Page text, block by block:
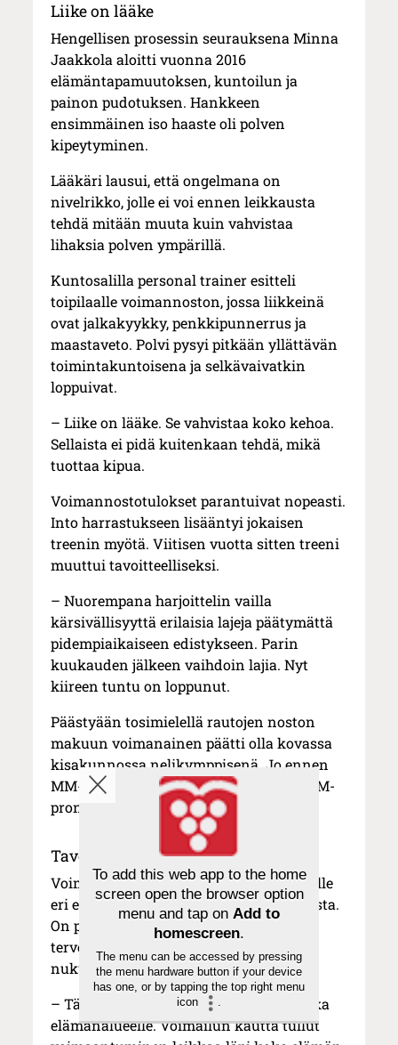
Liike on lääke
Hengellisen prosessin seurauksena Minna
Jaakkola aloitti vuonna 2016
elämäntapamuutoksen, kuntoilun ja
painon pudotuksen. Hankkeen
ensimmäinen iso haaste oli polven
kipeytyminen.
Lääkäri lausui, että ongelmana on
nivelrikko, jolle ei voi ennen leikkausta
tehdä mitään muuta kuin vahvistaa
lihaksia polven ympärillä.
Kuntosalilla personal trainer esitteli
toipilaalle voimannoston, jossa liikkeinä
ovat jalkakyykky, penkkipunnerrus ja
maastaveto. Polvi pysyi pitkään yllättävän
toimintakuntoisena ja selkävaivatkin
loppuivat.
– Liike on lääke. Se vahvistaa koko kehoa.
Sellaista ei pidä kuitenkaan tehdä, mikä
tuottaa kipua.
Voimannostotulokset parantuivat nopeasti.
Into harrastukseen lisääntyi jokaisen
treenin myötä. Viitisen vuotta sitten treeni
muuttui tavoitteelliseksi.
– Nuorempana harjoittelin vailla
kärsivällisyyttä erilaisia lajeja päätymättä
pidempiaikaiseen edistykseen. Parin
kuukauden jälkeen vaihdoin lajia. Nyt
kiireen tuntu on loppunut.
Päästyään tosimielellä rautojen noston
makuun voimanainen päätti olla kovassa
kisakunnossa nelikymppisenä. Jo ennen
MM-kisoja hän sai muutaman kerran SM-
pronssia.
Tavoitteena tasapaino
Voimailu on opettanut Minna Jaakkolalle
eri elämänalueiden tasapainon vaalimista.
On pakko syödä tarpeeksi paljon ja
terveellisesti, jotta voi vahvistua. On
nukuttava hyvin, jotta jaksaa treenata.
– Tämän tajuaminen tuo tasapainoa joka
elämänalueelle. Voimailun kautta tullut
To add this web app to the home
screen open the browser option
menu and tap on Add to
homescreen.
The menu can be accessed by pressing
the menu hardware button if your device
has one, or by tapping the top right menu
icon
.